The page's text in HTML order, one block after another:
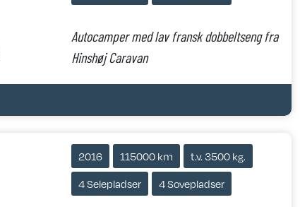
Autocamper med lav fransk dobbeltseng fra
Hinshøj Caravan
2016 115000 km t.v. 3500 kg.
4 Selepladser 4 Sovepladser